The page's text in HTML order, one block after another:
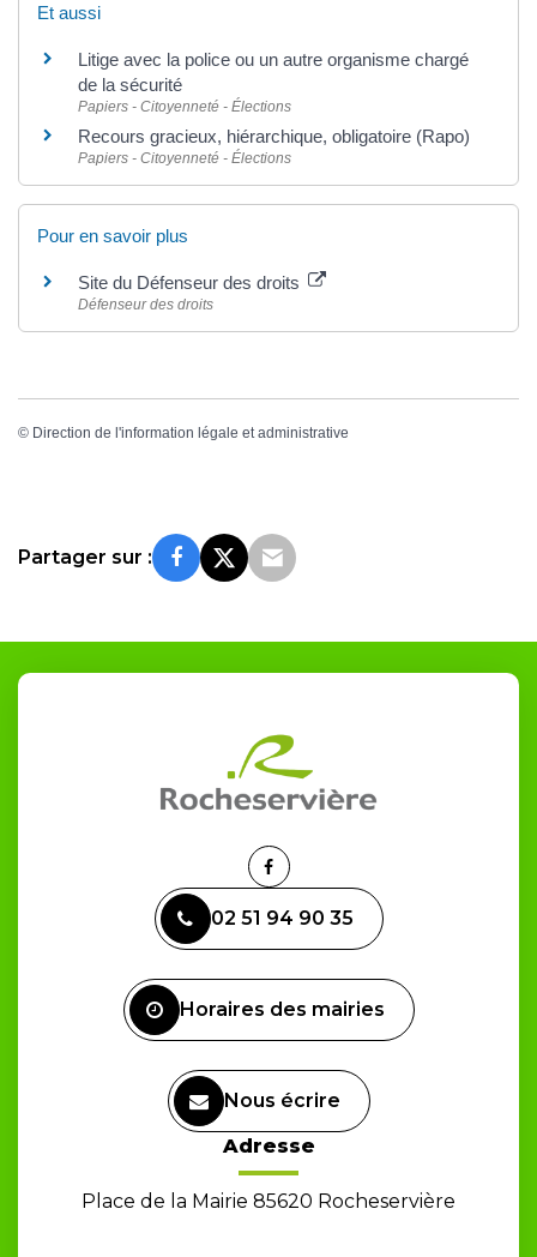
Et aussi
Litige avec la police ou un autre organisme chargé
de la sécurité
Papiers - Citoyenneté - Élections
Recours gracieux, hiérarchique, obligatoire (Rapo)
Papiers - Citoyenneté - Élections
Pour en savoir plus
Site du Défenseur des droits
Défenseur des droits
© Direction de l'information légale et administrative
Partager sur :
Lien
le
compte
02 51 94 90 35
Horaires des mairies
Nous écrire
Adresse
Place de la Mairie 85620 Rocheservière